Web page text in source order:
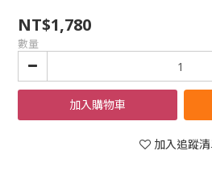
NT$1,780
數量
加入購物車
加入追蹤